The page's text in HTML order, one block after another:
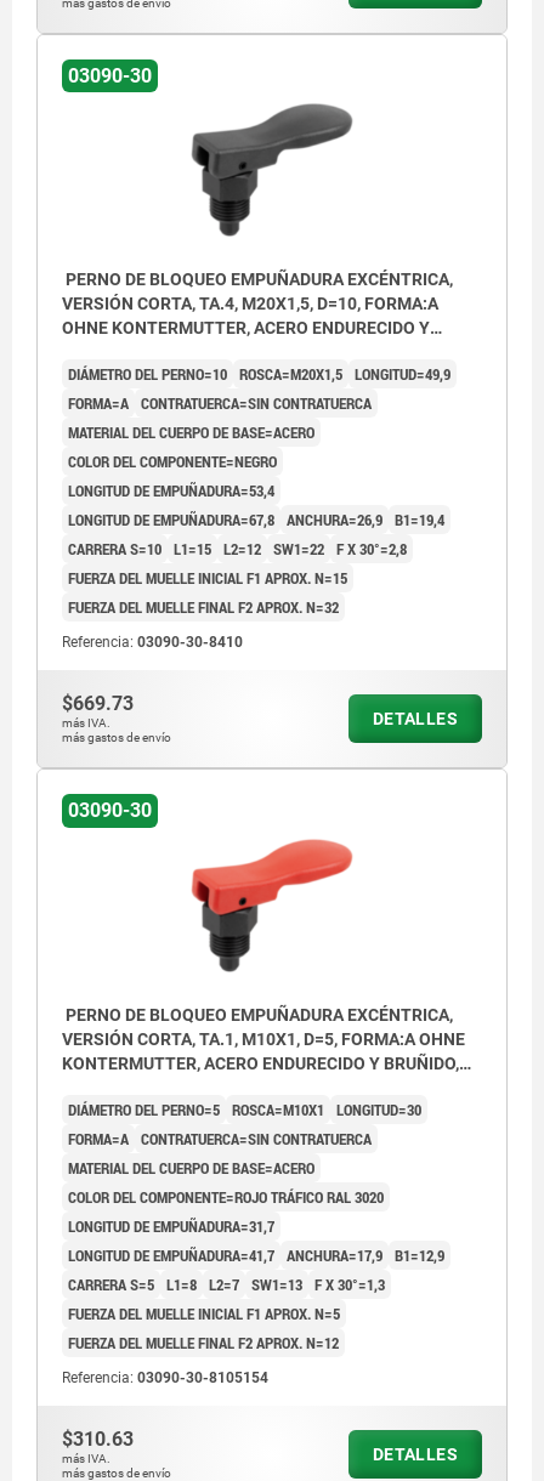
más gastos de envío
03090-30
PERNO DE BLOQUEO EMPUÑADURA EXCÉNTRICA,
VERSIÓN CORTA, TA.4, M20X1,5, D=10, FORMA:A
OHNE KONTERMUTTER, ACERO ENDURECIDO Y
DIÁMETRO DEL PERNO=10 ROSCA=M20X1,5 LONGITUD=49,9
FORMA=A CONTRATUERCA=SIN CONTRATUERCA
MATERIAL DEL CUERPO DE BASE=ACERO
COLOR DEL COMPONENTE=NEGRO
LONGITUD DE EMPUÑADURA=53,4
LONGITUD DE EMPUÑADURA=67,8 ANCHURA=26,9 B1=19,4
CARRERA S=10 L1=15 L2=12 SW1=22 F X 30°=2,8
FUERZA DEL MUELLE INICIAL F1 APROX. N=15
FUERZA DEL MUELLE FINAL F2 APROX. N=32
Referencia: 03090-30-8410
$669.73
más IVA.
más gastos de envío
DETALLES
03090-30
PERNO DE BLOQUEO EMPUÑADURA EXCÉNTRICA,
VERSIÓN CORTA, TA.1, M10X1, D=5, FORMA:A OHNE
KONTERMUTTER, ACERO ENDURECIDO Y BRUÑIDO,
DIÁMETRO DEL PERNO=5 ROSCA=M10X1
LONGITUD=30
FORMA=A CONTRATUERCA=SIN CONTRATUERCA
MATERIAL DEL CUERPO DE BASE=ACERO
COLOR DEL COMPONENTE=ROJO TRÁFICO RAL 3020
LONGITUD DE EMPUÑADURA=31,7
LONGITUD DE EMPUÑADURA=41,7 ANCHURA=17,9 B1=12,9
CARRERA S=5 L1=8 L2=7 SW1=13 F X 30°=1,3
FUERZA DEL MUELLE INICIAL F1 APROX. N=5
FUERZA DEL MUELLE FINAL F2 APROX. N=12
Referencia: 03090-30-8105154
$310.63
más IVA.
más gastos de envío
DETALLES